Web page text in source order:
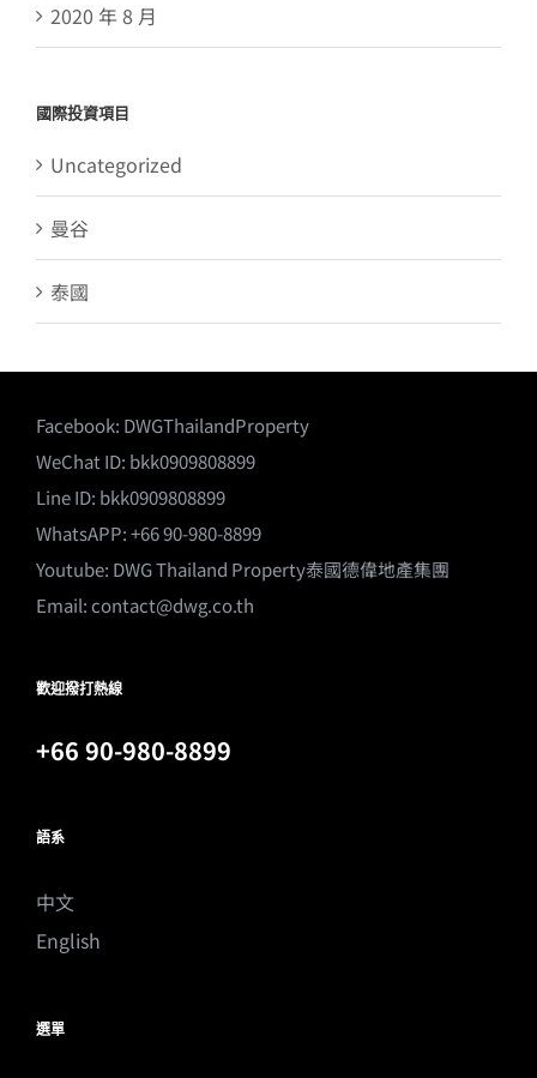
2020 年 8 月
國際投資項目
Uncategorized
曼谷
泰國
Facebook: DWGThailandProperty
WeChat ID: bkk0909808899
Line ID: bkk0909808899
WhatsAPP: +66 90-980-8899
Youtube: DWG Thailand Property泰國德偉地產集團
Email:contact@dwg.co.th
歡迎撥打熱線
+66 90-980-8899
語系
中文
English
選單